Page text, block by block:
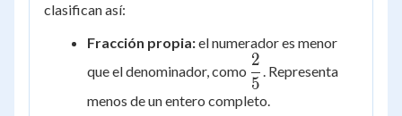
clasifican así:
Fracción propia:el numerador es menor
que el denominador, como \dfrac{2}
{5}
5
2
. Representa
menos de un entero completo.